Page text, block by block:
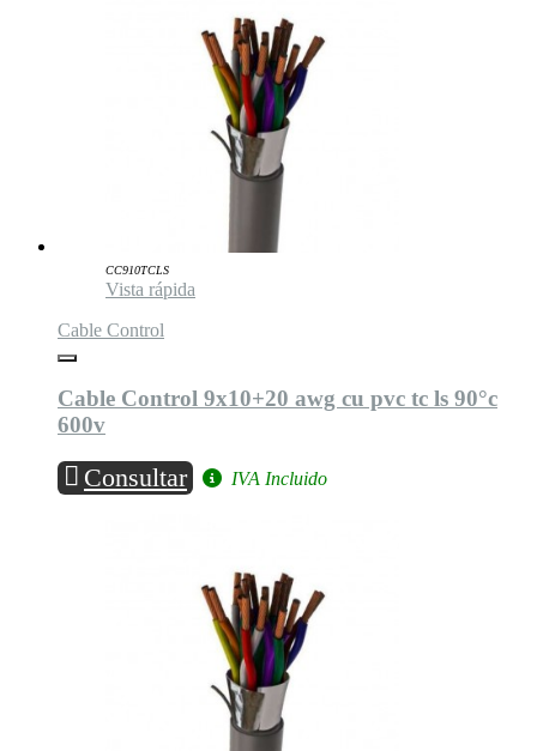
CC910TCLS
Vista rápida
Cable Control
Cable Control 9x10+20 awg cu pvc tc ls 90°c
600v
Consultar IVA Incluido